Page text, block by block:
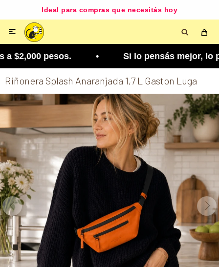
Ideal para compras que necesitás hoy

a $2,000 pesos. • Si lo pensás mejor, lo
Riñonera Splash Anaranjada 1,7 L Gaston Luga